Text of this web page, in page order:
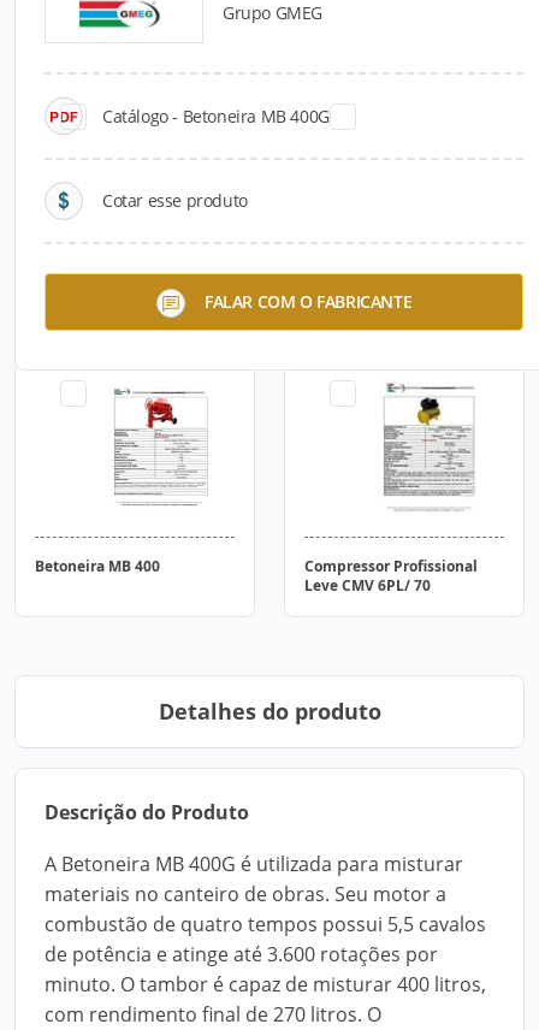
Grupo GMEG
Catálogo - Betoneira MB 400G
Cotar esse produto
FALAR COM O FABRICANTE
Catálogos para Download
Betoneira MB 400
Compressor Profissional
Leve CMV 6PL/ 70
Detalhes do produto
Descrição do Produto
A Betoneira MB 400G é utilizada para misturar
materiais no canteiro de obras. Seu motor a
combustão de quatro tempos possui 5,5 cavalos
de potência e atinge até 3.600 rotações por
minuto. O tambor é capaz de misturar 400 litros,
com rendimento final de 270 litros. O